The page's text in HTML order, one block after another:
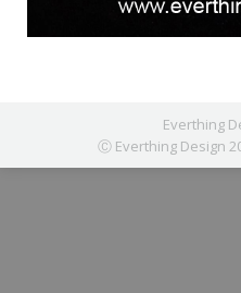
Everthing
Ⓒ Everthing Design